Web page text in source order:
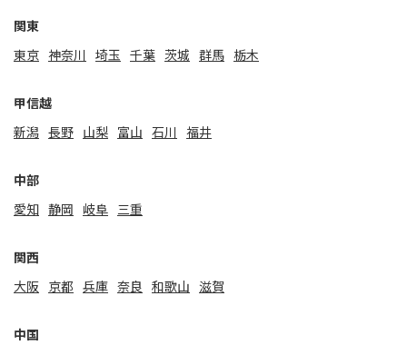
関東
東京 神奈川 埼玉 千葉 茨城 群馬 栃木
甲信越
新潟 ⻑野 山梨 富山 石川 福井
中部
愛知 静岡 岐阜 三重
関⻄
大阪
京都 兵庫 奈良 和歌山 滋賀
中国